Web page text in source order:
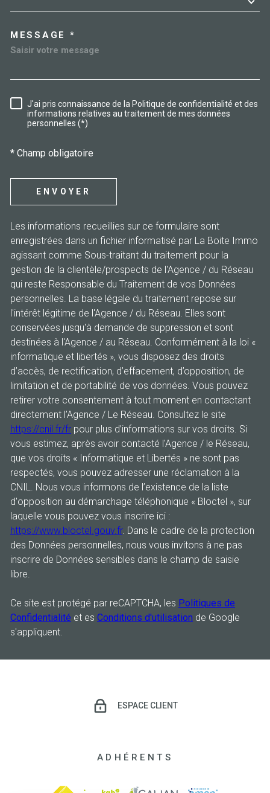
MESSAGE *
RÈGLEMENTATION
J'ai pris connaissance de la Politique de confidentialité et des
informations relatives au traitement de mes données
personnelles (*)
* Champ obligatoire
ENVOYER
Les informations recueillies sur ce formulaire sont
enregistrées dans un fichier informatisé par La Boite Immo
agissant comme Sous-traitant du traitement pour la
gestion de la clientèle/prospects de l'Agence / du Réseau
qui reste Responsable du Traitement de vos Données
personnelles. La base légale du traitement repose sur
l'intérêt légitime de l'Agence / du Réseau. Elles sont
conservées jusqu'à demande de suppression et sont
destinées à l'Agence / au Réseau. Conformément à la loi «
informatique et libertés », vous disposez des droits
d’accès, de rectification, d’effacement, d’opposition, de
limitation et de portabilité de vos données. Vous pouvez
retirer votre consentement à tout moment en contactant
directement l’Agence / Le Réseau. Consultez le site
https://cnil.fr/fr pour plus d’informations sur vos droits. Si
vous estimez, après avoir contacté l'Agence / le Réseau,
que vos droits « Informatique et Libertés » ne sont pas
respectés, vous pouvez adresser une réclamation à la
CNIL. Nous vous informons de l’existence de la liste
d'opposition au démarchage téléphonique « Bloctel », sur
laquelle vous pouvez vous inscrire ici :
https://www.bloctel.gouv.fr. Dans le cadre de la protection
des Données personnelles, nous vous invitons à ne pas
inscrire de Données sensibles dans le champ de saisie
libre.
Ce site est protégé par reCAPTCHA, les Politiques de
Confidentialité et es Conditions d'utilisation de Google
s'appliquent.
ESPACE CLIENT
ADHÉRENTS